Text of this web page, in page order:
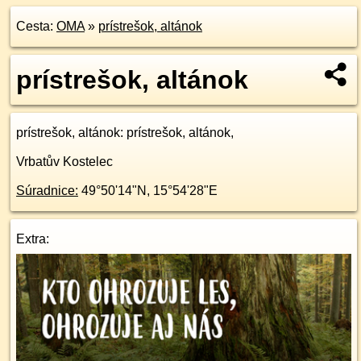
Cesta: OMA» prístrešok, altánok
prístrešok, altánok
prístrešok, altánok: prístrešok, altánok,
Vrbatův Kostelec
Súradnice: 49°50'14"N , 15°54'28"E
Extra: